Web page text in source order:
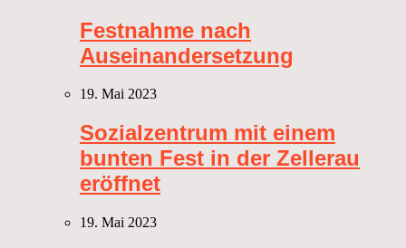
Festnahme nach
Auseinandersetzung
19. Mai 2023
Sozialzentrum mit einem
bunten Fest in der Zellerau
eröffnet
19. Mai 2023